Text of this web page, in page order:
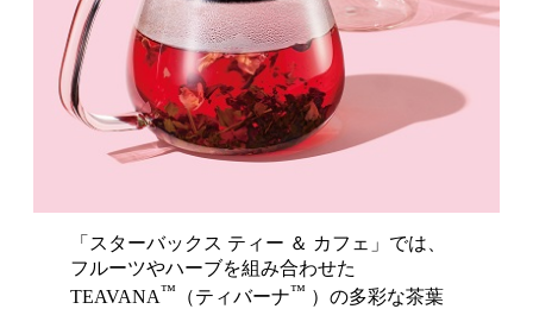
「スターバックス ティー ＆ カフェ」では、
フルーツやハーブを組み合わせた
TEAVANA™ （ティバーナ™ ）の多彩な茶葉